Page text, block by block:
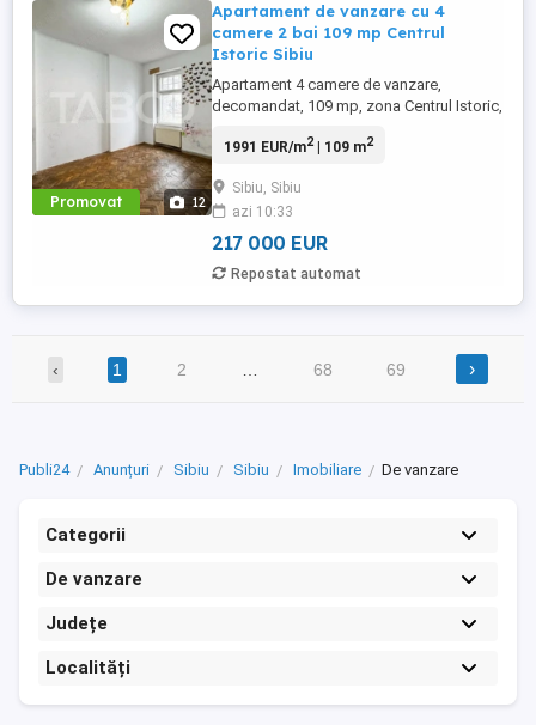
Promovat 12
Apartament de vanzare cu 4
camere 2 bai 109 mp Centrul
Istoric Sibiu
Apartament 4 camere de vanzare,
decomandat, 109 mp, zona Centrul Istoric,
apartament: • Principalul avantaj constituie
rezultand astfel o garsoniera si un
apartament, fiecare cu baie proprie; •
Geamuri cu vedere ...
1991 EUR/m2| 109 m2
Sibiu, Sibiu
azi 10:33
217 000 EUR
Repostat automat
‹ 1 2 68 69 ›
Publi24 Anunțuri Sibiu Sibiu Imobiliare De vanzare
Categorii
De vanzare
Județe
Localități